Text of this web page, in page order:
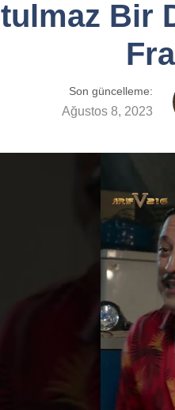
Bir
Son güncelleme:
Ağustos 8, 2023